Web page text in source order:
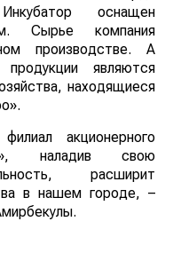
оснащен
Сырье компания
производстве. А
являются
находящиеся
акционерного
наладив свою
расширит
в нашем городе, –